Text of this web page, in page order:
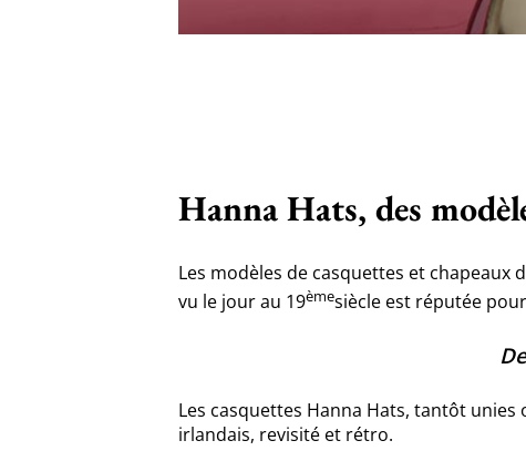
Hanna Hats, des
Les modèles de casquettes et chapeaux
vu le jour au 19èmesiècle est réputée
Les casquettes Hanna Hats, tantôt
irlandais, revisité et rétro.